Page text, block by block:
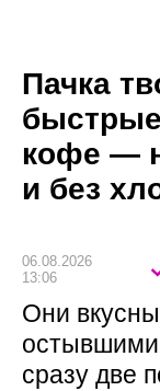
Пачка
кофе —
и без
06.08.2026
13:06
Они
сразу две